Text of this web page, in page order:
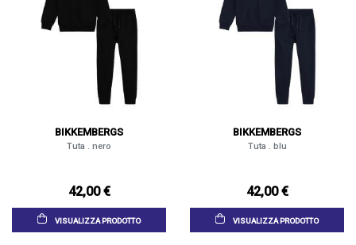
BIKKEMBERGS
Tuta . nero
42,00 €
VISUALIZZA PRODOTTO
BIKKEMBERGS
Tuta . blu
42,00 €
VISUALIZZA PRODOTTO